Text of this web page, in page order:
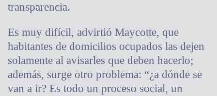
transparencia.
Es muy difícil, advirtió Maycotte, que
habitantes de domicilios ocupados las dejen
solamente al avisarles que deben hacerlo;
además, surge otro problema: “¿a dónde se
van a ir? Es todo un proceso social, un